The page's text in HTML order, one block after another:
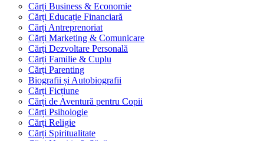
Cărți Business & Economie
Cărți Educație Financiară
Cărți Antreprenoriat
Cărți Marketing & Comunicare
Cărți Dezvoltare Personală
Cărți Familie & Cuplu
Cărți Parenting
Biografii și Autobiografii
Cărți Ficțiune
Cărți de Aventură pentru Copii
Cărți Psihologie
Cărți Religie
Cărți Spiritualitate